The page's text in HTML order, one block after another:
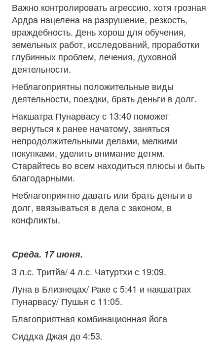
Важно контролировать агрессию, хотя грозная
Ардра нацелена на разрушение, резкость,
враждебность. День хорош для обучения,
земельных работ, исследований, проработки
глубинных проблем, лечения, духовной
деятельности.
Неблагоприятны положительные виды
деятельности, поездки, брать деньги в долг.
Накшатра Пунарвасу с 13:40 поможет
вернуться к ранее начатому, заняться
непродолжительными делами, мелкими
покупками, уделить внимание детям.
Старайтесь во всем находиться плюсы и быть
благодарными.
Неблагоприятно давать или брать деньги в
долг, ввязываться в дела с законом, в
конфликты.
Среда. 17 июня.
3 л.с. Тритйа/ 4 л.с. Чатуртхи с 19:09.
Луна в Близнецах/ Раке с 5:41 и накшатрах
Пунарвасу/ Пушья с 11:05.
Благоприятная комбинационная йога
Сиддха Джая до 4:53.